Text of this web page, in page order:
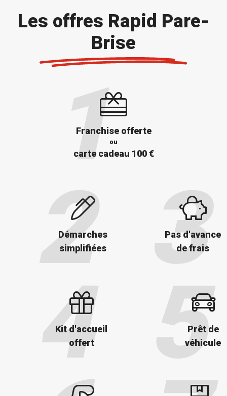
Les offres Rapid Pare-
Brise
Franchise offerte
ou
carte cadeau 100 €
Démarches
simplifiées
Pas d'avance
de frais
Kit d'accueil
offert
Prêt de
véhicule